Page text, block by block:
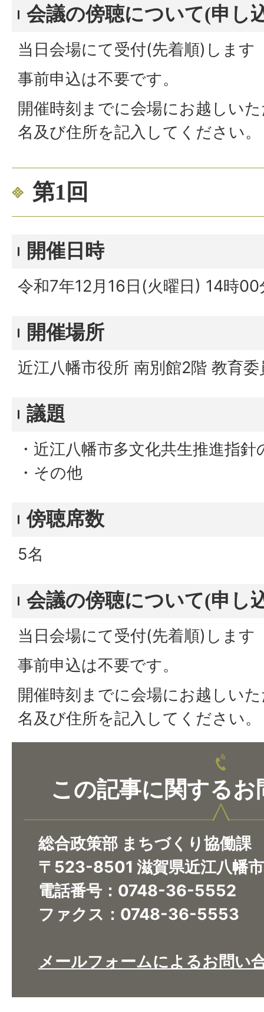
会議の傍聴について(申し
当日会場にて受付(先着順)します
事前申込は不要です。
開催時刻までに会場にお越しい
名及び住所を記入してください。
第1回
開催日時
令和7年12月16日(火曜日) 14時
開催場所
近江八幡市役所 南別館2階 教育
議題
・近江八幡市多文化共生推進指
・その他
傍聴席数
5名
会議の傍聴について(申し
当日会場にて受付(先着順)します
事前申込は不要です。
開催時刻までに会場にお越しい
名及び住所を記入してください。
この記事に関するお
総合政策部 まちづくり協働課
〒523-8501 滋賀県近江八幡
電話番号：0748-36-5552
ファクス：0748-36-5553
メールフォームによるお問い